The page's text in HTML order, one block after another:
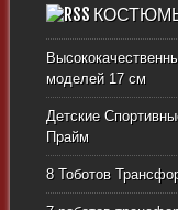
моделей 17 см
Детские
Прайм
8 Тоботов